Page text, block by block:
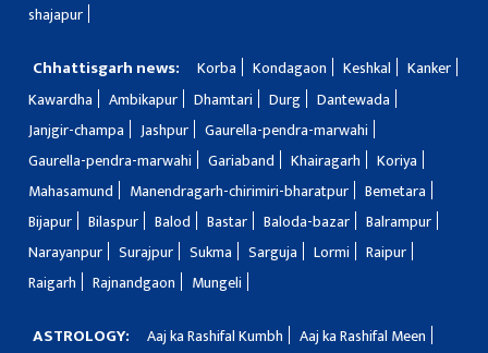
shajapur
Chhattisgarh news: Korba Kondagaon Keshkal
Kanker
Kawardha
Ambikapur Dhamtari Durg
Dantewada
Janjgir-champa
Jashpur
Gaurella-pendra-marwahi
Gaurella-pendra-marwahi
Gariaband Khairagarh
Koriya
Mahasamund
Manendragarh-chirimiri-bharatpur
Bemetara
Bijapur
Bilaspur Balod Bastar Baloda-bazar
Balrampur
Narayanpur
Surajpur Sukma Sarguja Lormi
Raipur
Raigarh
Rajnandgaon Mungeli
ASTROLOGY: Aaj ka Rashifal Kumbh
Aaj ka Rashifal Meen